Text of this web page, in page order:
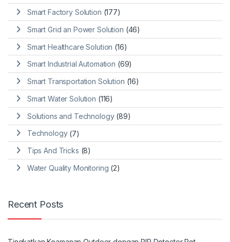
Smart Factory Solution (177)
Smart Grid an Power Solution (46)
Smart Healthcare Solution (16)
Smart Industrial Automation (69)
Smart Transportation Solution (16)
Smart Water Solution (116)
Solutions and Technology(89)
Technology(7)
Tips And Tricks (8)
Water Quality Monitoring (2)
Recent Posts